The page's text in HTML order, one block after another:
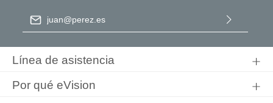
Dirección de correo electrónico
términos y condiciones generales
Línea de asistencia
Por qué eVision